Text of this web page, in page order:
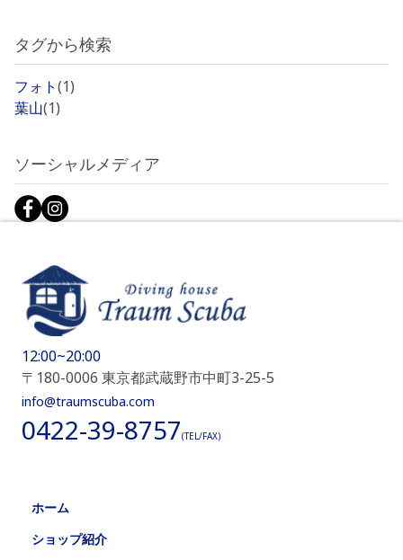
タグから検索
フォト(1)
葉山(1)
ソーシャルメディア
12:00~20:00
〒180-0006 東京都武蔵野市中町3-25-5
info@traumscuba.com
0422-39-8757(TEL/FAX)
ホーム
ショップ紹介